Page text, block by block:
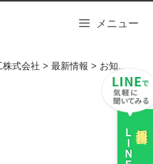
ＬＩＮＥ
メニュー
式会社 > 最新情報 > お知らせ >